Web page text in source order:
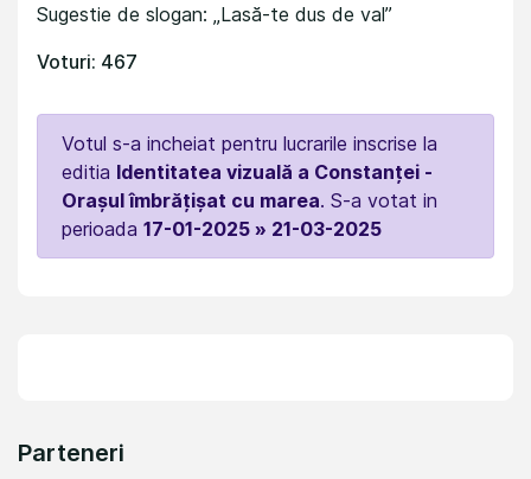
Sugestie de slogan: „Lasă-te dus de val”
Voturi: 467
Votul s-a incheiat pentru lucrarile inscrise la
editia Identitatea vizuală a Constanței -
Orașul îmbrățișat cu marea. S-a votat in
perioada 17-01-2025 » 21-03-2025
Parteneri